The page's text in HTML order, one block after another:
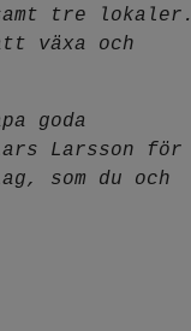
tre lokaler.
växa och
goda
Larsson för
som du och